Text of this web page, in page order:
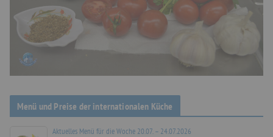
Menü und Preise der internationalen Küche
Aktuelles Menü für die Woche 20.07. – 24.07.2026